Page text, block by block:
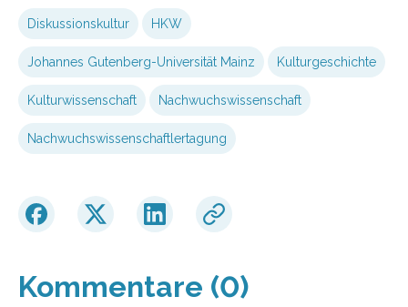
Diskussionskultur HKW
Johannes Gutenberg-Universität Mainz Kulturgeschichte
Kulturwissenschaft Nachwuchswissenschaft
Nachwuchswissenschaftlertagung
Kommentare (0)